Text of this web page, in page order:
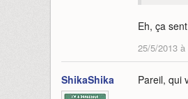
Eh, ça
25/5/2013
ShikaShika Pareil, qui